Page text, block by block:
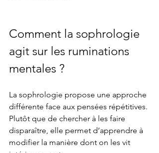
Comment la sophrologie
agit sur les ruminations
mentales ?
La sophrologie propose une approche
différente face aux pensées répétitives.
Plutôt que de chercher à les faire
disparaître, elle permet d’apprendre à
modifier la manière dont on les vit